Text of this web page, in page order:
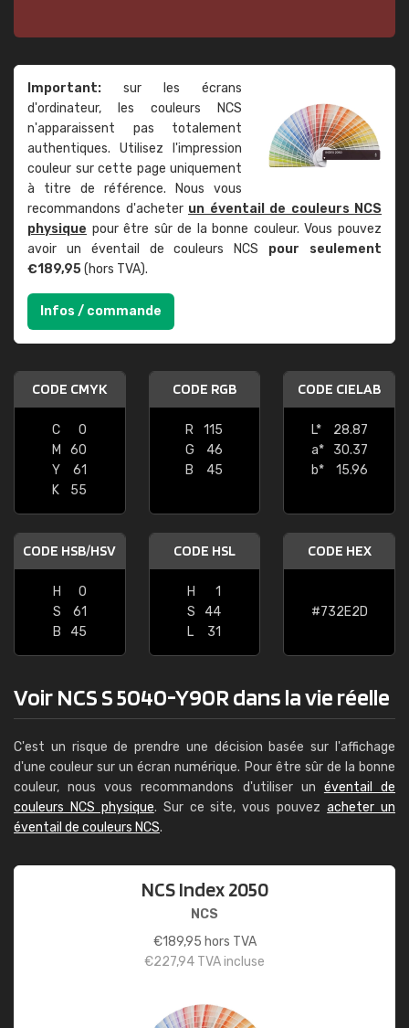
Important: sur les écrans
d'ordinateur, les couleurs NCS
n'apparaissent pas totalement
authentiques. Utilisez l'impression
couleur sur cette page uniquement
à titre de référence. Nous vous
recommandons d'acheter un éventail de couleurs NCS
physique pour être sûr de la bonne couleur. Vous pouvez
avoir un éventail de couleurs NCS pour seulement
€189,95(hors TVA).
Infos / commande
CODE CMYK
C
0
M
60
Y
61
K
55
CODE RGB
R
115
G
46
B
45
CODE CIELAB
L*
28.87
a*
30.37
b*
15.96
CODE HSB/HSV
H
0
S
61
B
45
CODE HSL
H
1
S
44
L
31
CODE HEX
#732E2D
Voir NCS S 5040-Y90R dans la vie réelle
C'est un risque de prendre une décision basée sur l'affichage
d'une couleur sur un écran numérique. Pour être sûr de la bonne
couleur, nous vous recommandons d'utiliser un éventail de
couleurs NCS physique. Sur ce site, vous pouvezacheter un
éventail de couleurs NCS.
NCS Index 2050
NCS
€189,95 hors TVA
€227,94 TVA incluse